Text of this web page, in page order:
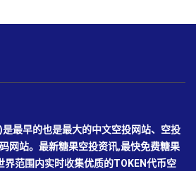
最早的也是最大的中文空投网站、空投
网站。最新糖果空投资讯,最快免费糖果
界范围内实时收集优质的TOKEN代币空